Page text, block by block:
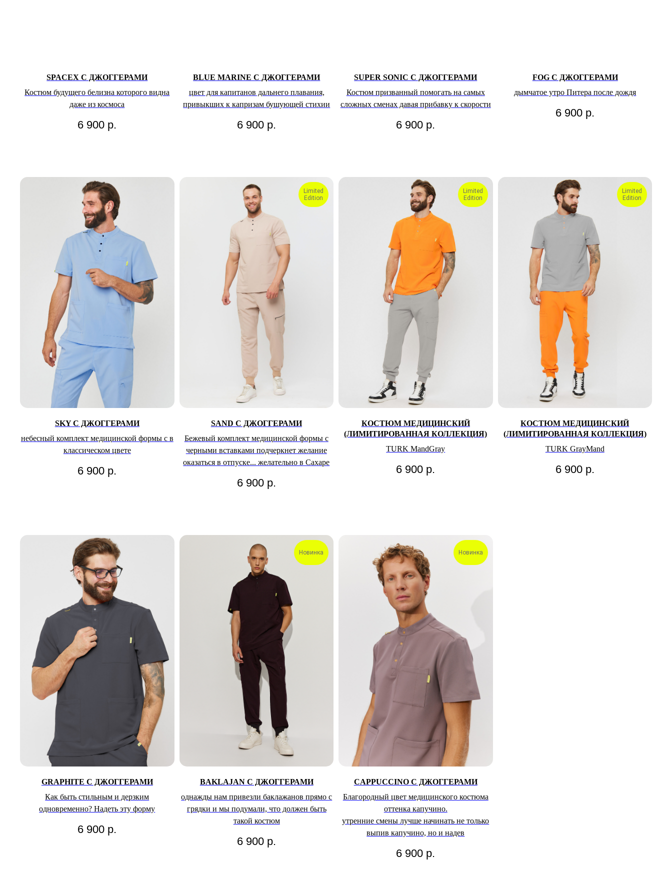
SPACEX С ДЖОГГЕРАМИ
Костюм будущего белизна которого видна
даже из космоса
6 900 р.
BLUE MARINE С ДЖОГГЕРАМИ
цвет для капитанов дальнего плавания,
привыкших к капризам бушующей стихии
6 900 р.
SUPER SONIC С ДЖОГГЕРАМИ
Костюм призванный помогать на самых
сложных сменах давая прибавку к скорости
6 900 р.
FOG С ДЖОГГЕРАМИ
дымчатое утро Питера после дождя
6 900 р.
SKY С ДЖОГГЕРАМИ
небесный комплект медицинской формы с в
классическом цвете
6 900 р.
Limited
Edition
SAND С ДЖОГГЕРАМИ
Бежевый комплект медицинской формы с
черными вставками подчеркнет желание
оказаться в отпуске... желательно в Сахаре
6 900 р.
Limited
Edition
КОСТЮМ МЕДИЦИНСКИЙ
(ЛИМИТИРОВАННАЯ КОЛЛЕКЦИЯ)
TURK MandGray
6 900 р.
Limited
Edition
КОСТЮМ МЕДИЦИНСКИЙ
(ЛИМИТИРОВАННАЯ КОЛЛЕКЦИЯ)
TURK GrayMand
6 900 р.
GRAPHITE С ДЖОГГЕРАМИ
Как быть стильным и дерзким
одновременно? Надеть эту форму
6 900 р.
Новинка
BAKLAJAN С ДЖОГГЕРАМИ
однажды нам привезли баклажанов прямо с
грядки и мы подумали, что должен быть
такой костюм
6 900 р.
Новинка
CAPPUCCINO С ДЖОГГЕРАМИ
Благородный цвет медицинского костюма
оттенка капучино.
утренние смены лучше начинать не только
выпив капучино, но и надев
6 900 р.